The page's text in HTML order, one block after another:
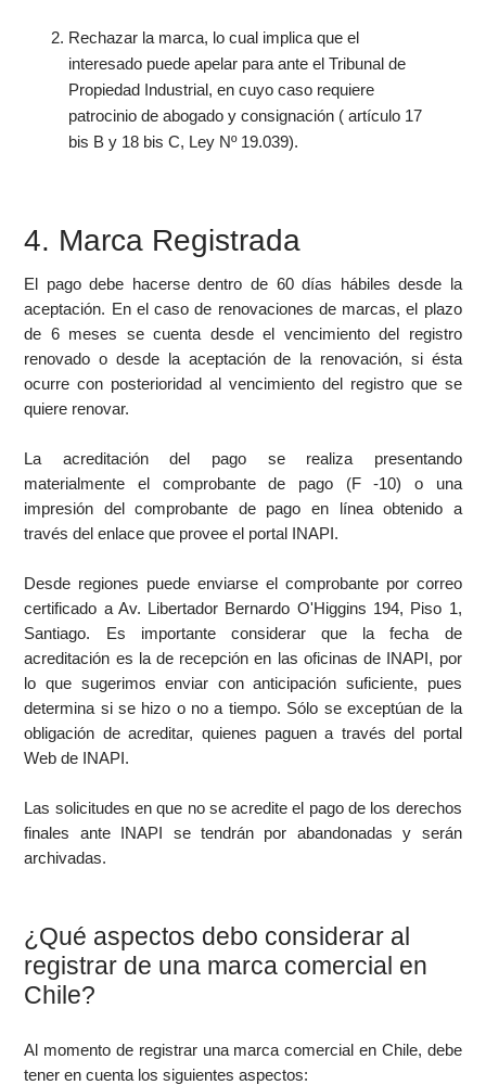
Rechazar la marca, lo cual implica que el
interesado puede apelar para ante el Tribunal de
Propiedad Industrial, en cuyo caso requiere
patrocinio de abogado y consignación ( artículo 17
bis B y 18 bis C, Ley Nº 19.039).
4. Marca Registrada
El pago debe hacerse dentro de 60 días hábiles desde la
aceptación. En el caso de renovaciones de marcas, el plazo
de 6 meses se cuenta desde el vencimiento del registro
renovado o desde la aceptación de la renovación, si ésta
ocurre con posterioridad al vencimiento del registro que se
quiere renovar.
La acreditación del pago se realiza presentando
materialmente el comprobante de pago (F -10) o una
impresión del comprobante de pago en línea obtenido a
través del enlace que provee el portal INAPI.
Desde regiones puede enviarse el comprobante por correo
certificado a Av. Libertador Bernardo O'Higgins 194, Piso 1,
Santiago. Es importante considerar que la fecha de
acreditación es la de recepción en las oficinas de INAPI, por
lo que sugerimos enviar con anticipación suficiente, pues
determina si se hizo o no a tiempo. Sólo se exceptúan de la
obligación de acreditar, quienes paguen a través del portal
Web de INAPI.
Las solicitudes en que no se acredite el pago de los derechos
finales ante INAPI se tendrán por abandonadas y serán
archivadas.
¿Qué aspectos debo considerar al
registrar de una marca comercial en
Chile?
Al momento de registrar una marca comercial en Chile, debe
tener en cuenta los siguientes aspectos: